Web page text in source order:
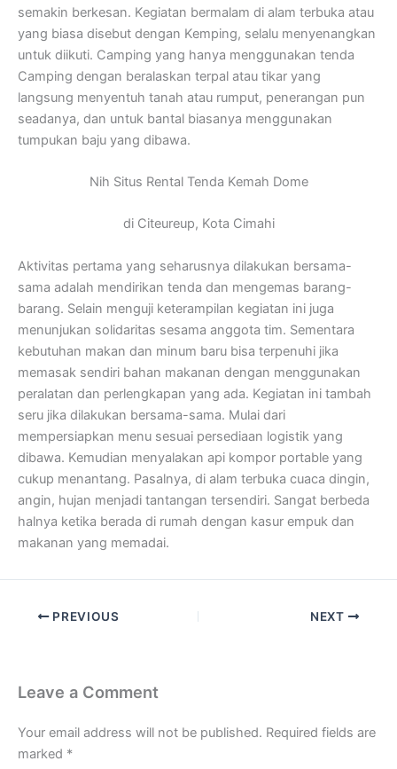
semakin berkesan. Kegiatan bermalam di alam terbuka atau
yang biasa disebut dengan Kemping, selalu menyenangkan
untuk diikuti. Camping yang hanya menggunakan tenda
Camping dengan beralaskan terpal atau tikar yang
langsung menyentuh tanah atau rumput, penerangan pun
seadanya, dan untuk bantal biasanya menggunakan
tumpukan baju yang dibawa.
Nih Situs Rental Tenda Kemah Dome
di Citeureup, Kota Cimahi
Aktivitas pertama yang seharusnya dilakukan bersama-
sama adalah mendirikan tenda dan mengemas barang-
barang. Selain menguji keterampilan kegiatan ini juga
menunjukan solidaritas sesama anggota tim. Sementara
kebutuhan makan dan minum baru bisa terpenuhi jika
memasak sendiri bahan makanan dengan menggunakan
peralatan dan perlengkapan yang ada. Kegiatan ini tambah
seru jika dilakukan bersama-sama. Mulai dari
mempersiapkan menu sesuai persediaan logistik yang
dibawa. Kemudian menyalakan api kompor portable yang
cukup menantang. Pasalnya, di alam terbuka cuaca dingin,
angin, hujan menjadi tantangan tersendiri. Sangat berbeda
halnya ketika berada di rumah dengan kasur empuk dan
makanan yang memadai.
PREVIOUS NEXT
Leave a Comment
Your email address will not be published. Required fields are
marked *